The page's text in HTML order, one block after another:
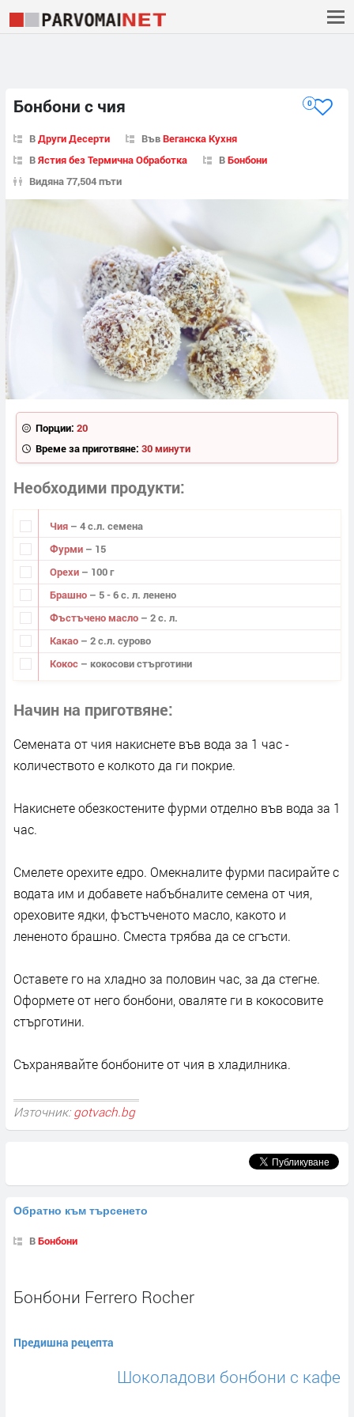
Бонбони с чия 0
ВДруги Десерти ВъвВеганска Кухня
ВЯстия без Термична Обработка ВБонбони
Видяна 77,504 пъти
Порции: 20
Време за приготвяне: 30 минути
Необходими продукти
Чия – 4 с.л. семена
Фурми – 15
Орехи – 100 г
Брашно – 5 - 6 с. л. ленено
Фъстъчено масло – 2 с. л.
Какао – 2 с.л. сурово
Кокос – кокосови стърготини
Начин на приготвяне
Семената от чия накиснете във вода за 1 час -
количеството е колкото да ги покрие.
Накиснете обезкостените фурми отделно във вода за 1
час.
Смелете орехите едро. Омекналите фурми пасирайте с
водата им и добавете набъбналите семена от чия,
ореховите ядки, фъстъченото масло, какото и
лененото брашно. Сместа трябва да се сгъсти.
Оставете го на хладно за половин час, за да стегне.
Оформете от него бонбони, оваляте ги в кокосовите
стърготини.
Съхранявайте бонбоните от чия в хладилника.
Източник: gotvach.bg
Обратно към търсенето
ВБонбони
Бонбони Ferrero Rocher
Предишна рецепта
Шоколадови бонбони с кафе